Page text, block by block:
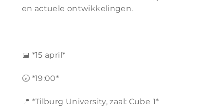
en actuele ontwikkelingen.
📅 *15 april*
🕢 *19:00*
📍 *Tilburg University, zaal: Cube 1*